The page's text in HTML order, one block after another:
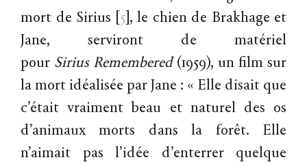
mort de Sirius
5] , le chien de Brakhage et
Jane, serviront de matériel
pour Sirius Remembered(1959), un film sur
la mort idéalisée par Jane : « Elle disait que
c’était vraiment beau et naturel des os
d’animaux morts dans la forêt. Elle
n’aimait pas l’idée d’enterrer quelque